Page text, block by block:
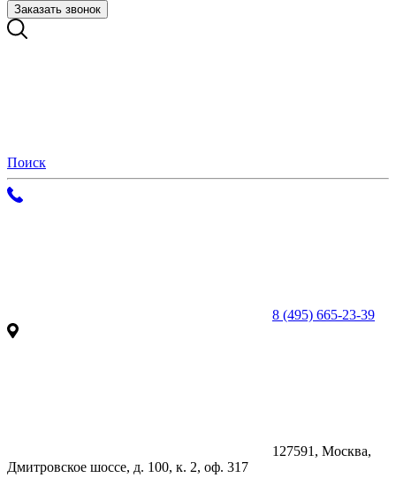
Заказать звонок
Поиск
8 (495) 665-23-39
127591, Москва,
Дмитровское шоссе, д. 100, к. 2, оф. 317